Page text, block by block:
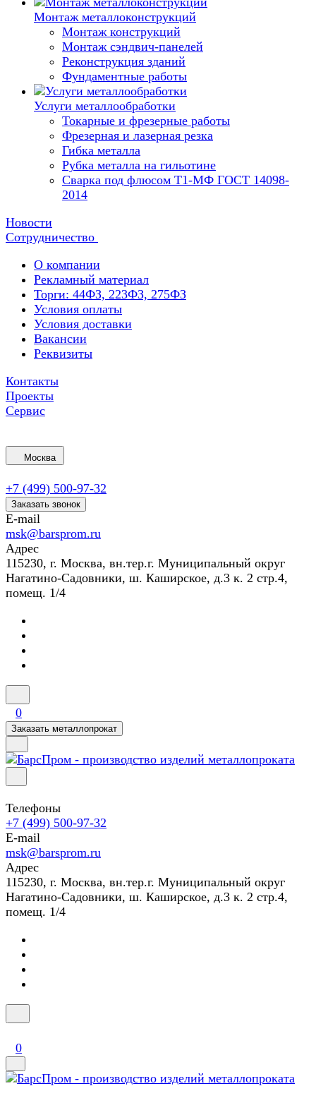
Монтаж металлоконструкций
Монтаж конструкций
Монтаж сэндвич-панелей
Реконструкция зданий
Фундаментные работы
Услуги металлообработки
Токарные и фрезерные работы
Фрезерная и лазерная резка
Гибка металла
Рубка металла на гильотине
Сварка под флюсом Т1-МФ ГОСТ 14098-
2014
Новости
Сотрудничество
О компании
Рекламный материал
Торги: 44ФЗ, 223ФЗ, 275ФЗ
Условия оплаты
Условия доставки
Вакансии
Реквизиты
Контакты
Проекты
Сервис
Москва
+7 (499) 500-97-32
Заказать звонок
E-mail
msk@barsprom.ru
Адрес
115230, г. Москва, вн.тер.г. Муниципальный округ
Нагатино-Садовники, ш. Каширское, д.3 к. 2 стр.4,
помещ. 1/4
0
Заказать металлопрокат
Телефоны
+7 (499) 500-97-32
E-mail
msk@barsprom.ru
Адрес
115230, г. Москва, вн.тер.г. Муниципальный округ
Нагатино-Садовники, ш. Каширское, д.3 к. 2 стр.4,
помещ. 1/4
0